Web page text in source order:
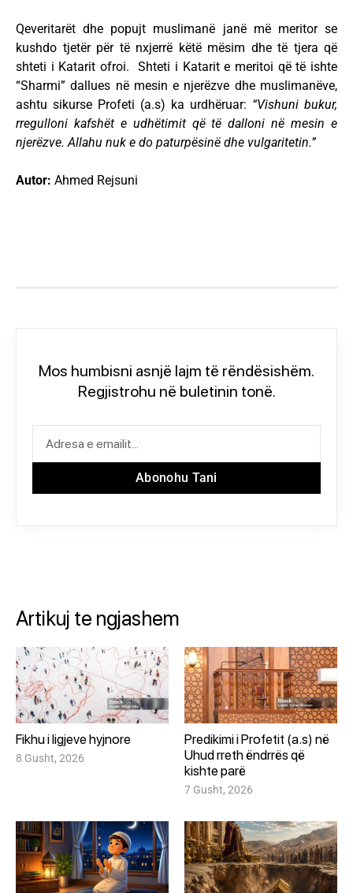
Qeveritarët dhe popujt muslimanë janë më meritor se
kushdo tjetër për të nxjerrë këtë mësim dhe të tjera që
shteti i Katarit ofroi. Shteti i Katarit e meritoi që të ishte
“Sharmi” dallues në mesin e njerëzve dhe muslimanëve,
ashtu sikurse Profeti (a.s) ka urdhëruar: “Vishuni bukur,
rregulloni kafshët e udhëtimit që të dalloni në mesin e
njerëzve. Allahu nuk e do paturpësinë dhe vulgaritetin.”
Autor: Ahmed Rejsuni
Mos humbisni asnjë lajm të rëndësishëm.
Regjistrohu në buletinin tonë.
Abonohu Tani
Artikuj te ngjashem
Fikhu i ligjeve hyjnore
8 Gusht, 2026
Predikimi i Profetit (a.s) në
Uhud rreth ëndrrës që
kishte parë
7 Gusht, 2026